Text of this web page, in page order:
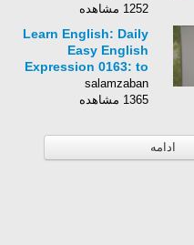
1252 مشاهده
Learn English: Daily
Easy English
Expression 0163: to
hammer something
home
salamzaban
1365 مشاهده
ادامه